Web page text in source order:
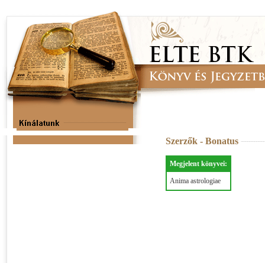
Szerzők - Bonatus
Megjelent könyvei:
Anima astrologiae